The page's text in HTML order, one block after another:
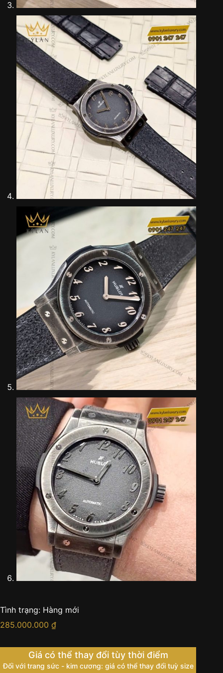
Tình trạng: Hàng mới
285.000.000 ₫
Giá có thể thay đổi tùy thời điểm
Đối với trang sức - kim cương: giá có thể thay đổi tuỳ size